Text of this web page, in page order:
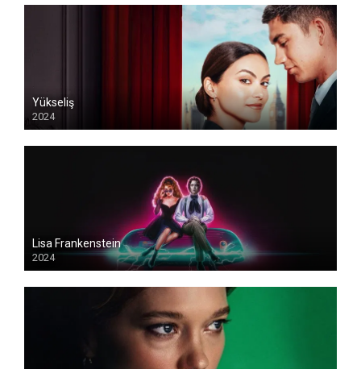
Yükseliş
2024
Lisa Frankenstein
2024